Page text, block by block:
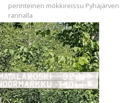
perinteinen mökkireissu Pyhäjärven
rannalla